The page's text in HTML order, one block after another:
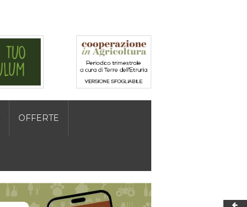
OFFERTE